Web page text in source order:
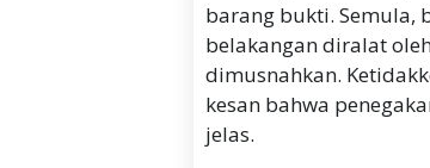
barang bukti. Semula,
belakangan diralat
dimusnahkan.
kesan bahwa
jelas.